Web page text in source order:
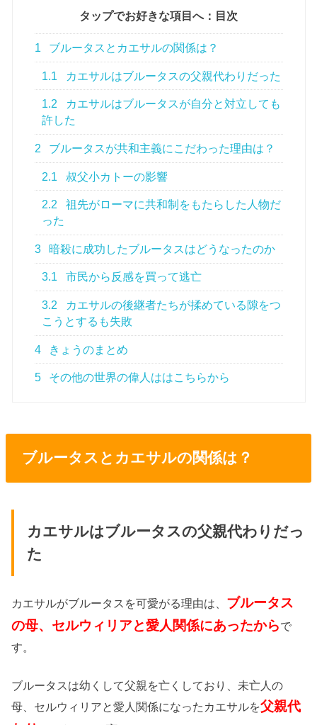
タップでお好きな項目へ：目次
1 ブルータスとカエサルの関係は？
1.1 カエサルはブルータスの父親代わりだった
1.2
カエサルはブルータスが自分と対立しても
許した
2 ブルータスが共和主義にこだわった理由は？
2.1 叔父小カトーの影響
2.2
祖先がローマに共和制をもたらした人物だ
った
3 暗殺に成功したブルータスはどうなったのか
3.1 市民から反感を買って逃亡
3.2
カエサルの後継者たちが揉めている隙をつ
こうとするも失敗
4 きょうのまとめ
5 その他の世界の偉人ははこちらから
ブルータスとカエサルの関係は？
カエサルはブルータスの父親代わりだっ
た
カエサルがブルータスを可愛がる理由は、 ブルータス
の母、セルウィリアと愛人関係にあったからで
す。
ブルータスは幼くして父親を亡くしており、未亡人の
母、セルウィリアと愛人関係になったカエサルを父親代